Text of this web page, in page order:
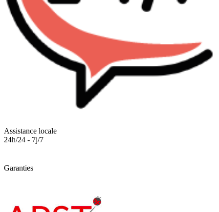
Assistance locale
24h/24 - 7j/7
Garanties